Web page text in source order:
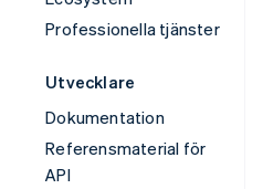
Professionella tjänster
Utvecklare
Dokumentation
Referensmaterial för
API